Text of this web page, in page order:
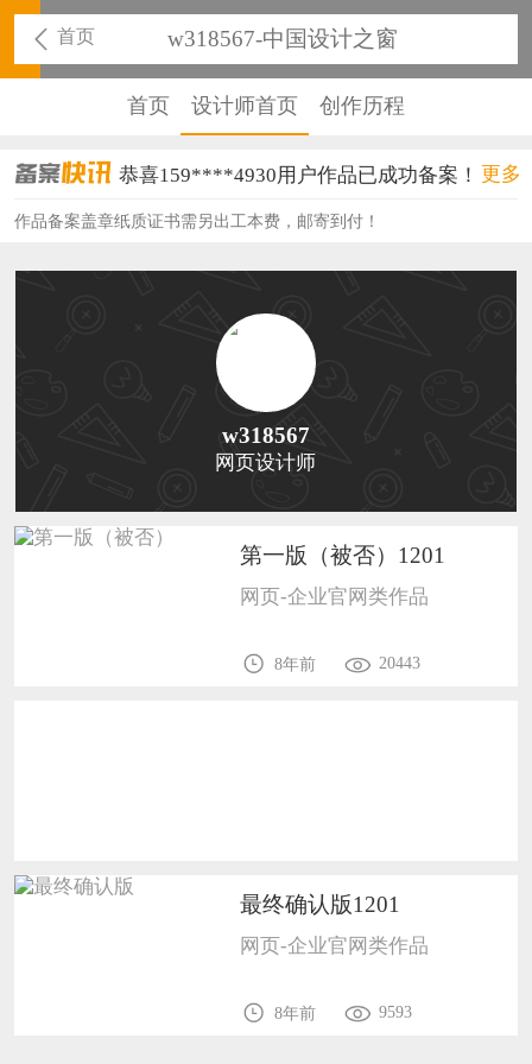
首页 w318567-中国设计之窗
首页 设计师首页 创作历程
恭喜136****9807用户作品已成功备案！
恭喜159****4930用户作品已成功备案！
恭喜150****6483用户作品已成功备案！
恭喜131****2473用户作品已成功备案！
恭喜159****4201用户作品已成功备案！
恭喜133****6466用户作品已成功备案！
恭喜131****1475用户作品已成功备案！
恭喜133****8874用户作品已成功备案！
恭喜138****8638用户作品已成功备案！
恭喜133****9020用户作品已成功备案！
更多
作品备案盖章纸质证书需另出工本费，邮寄到付！
w318567
网页设计师
第一版（被否）1201
网页-企业官网类作品
8年前 20443
最终确认版1201
网页-企业官网类作品
8年前 9593